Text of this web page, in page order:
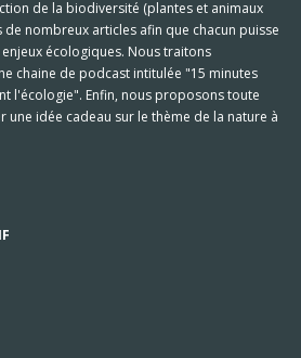
de la biodiversité (plantes et animaux
nombreux articles afin que chacun puisse
écologiques. Nous traitons
chaine de podcast intitulée "15 minutes
l'écologie". Enfin, nous proposons toute
idée cadeau sur le thème de la nature à